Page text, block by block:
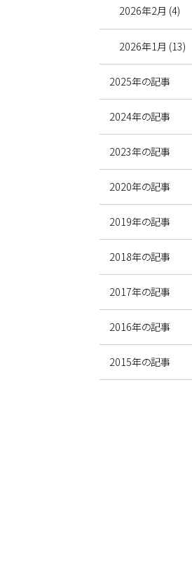
2026年2月 (4)
2026年1月 (13)
2025年の記事
2024年の記事
2023年の記事
2020年の記事
2019年の記事
2018年の記事
2017年の記事
2016年の記事
2015年の記事